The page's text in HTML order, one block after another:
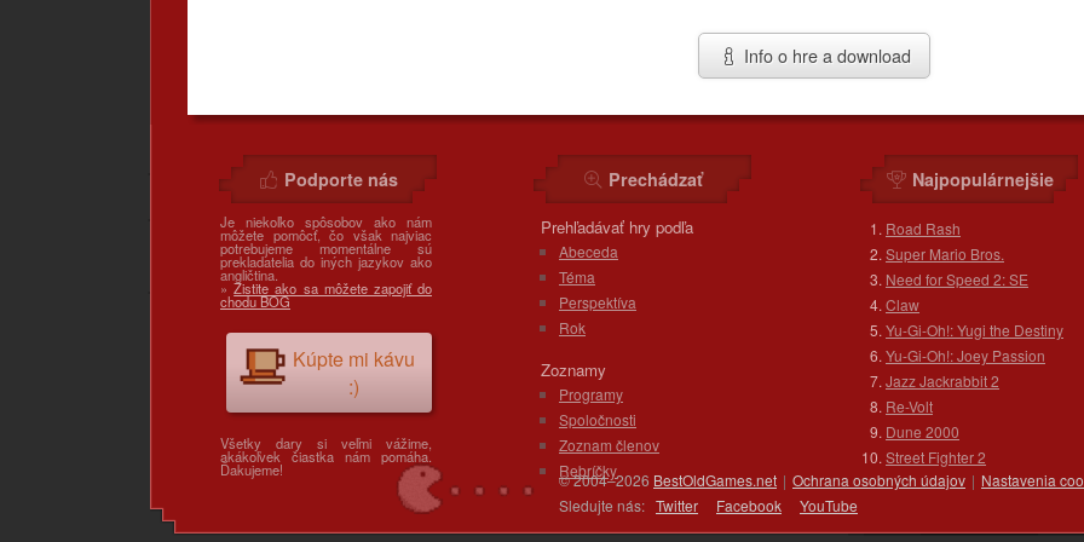
Info o hre a download
Podporte nás
Je niekoľko spôsobov ako nám
môžete pomôcť, čo však najviac
potrebujeme momentálne sú
prekladatelia do iných jazykov ako
angličtina.
»Zistite ako sa môžete zapojiť do
chodu BOG
Kúpte mi kávu
:)
Všetky dary si veľmi vážime,
akákoľvek čiastka nám pomáha.
Ďakujeme!
Prechádzať
Prehľadávať hry podľa
Abeceda
Téma
Perspektíva
Rok
Zoznamy
Programy
Spoločnosti
Zoznam členov
Rebríčky
Najpopulárnejšie
Road Rash
Super Mario Bros.
Need for Speed 2: SE
Claw
Yu-Gi-Oh!: Yugi the Destiny
Yu-Gi-Oh!: Joey Passion
Jazz Jackrabbit 2
Re-Volt
Dune 2000
Street Fighter 2
© 2004–2026 BestOldGames.net | Ochrana osobných údajov | Nastavenia
Sledujte nás: Twitter Facebook YouTube